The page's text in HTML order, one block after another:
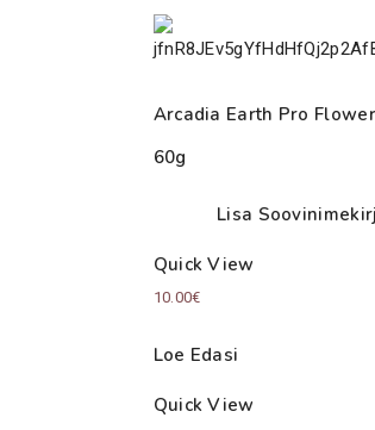
Arcadia Earth Pro
60g
Lisa
Quick View
10.00€
Loe Edasi
Quick View